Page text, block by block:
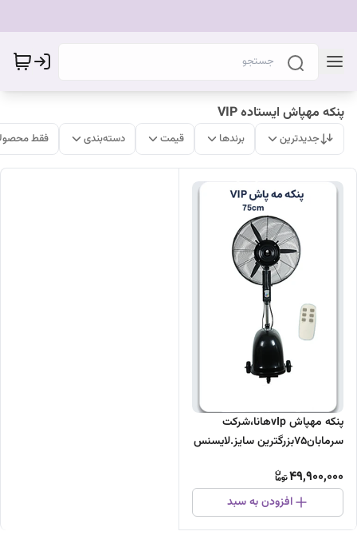
پنکه مهپاش ایستاده VIP
جدیدترین برندها قیمت دسته‌بندی فقط
پنکه مهپاش vIpهانا،شرکت
سرمابان75بزرگترین سایز.لایسنس
49,900,000
افزودن به سبد